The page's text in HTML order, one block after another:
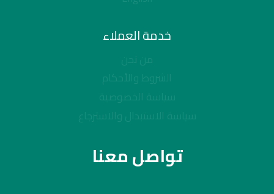
خدمة العملاء
من نحن
الشروط والأحكام
سياسة الخصوصية
سياسة الاستبدال والاسترجاع
تواصل معنا